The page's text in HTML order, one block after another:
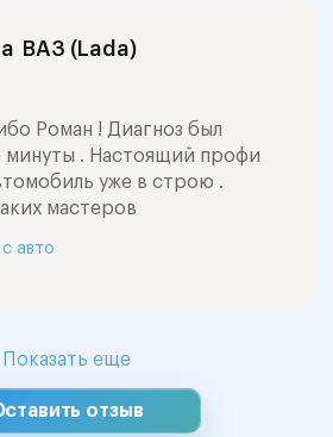
ВАЗ (Lada)
Роман ! Диагноз был
минуты . Настоящий профи
уже в строю .
мастеров
авто
Показать еще
отзыв